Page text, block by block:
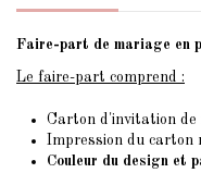
Faire-part de mariage en
Le faire-part comprend :
Carton d'invitation de
Impression du carton
Couleur du design et